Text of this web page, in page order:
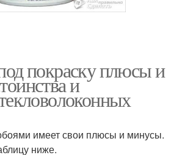
покраску плюсы и
и
имеет свои плюсы и минусы.
ниже.